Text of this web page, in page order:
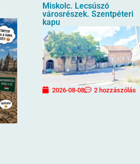
Miskolc. Lecsúszó
városrészek. Szentpéteri
kapu
2026-08-08 2 hozzászólás